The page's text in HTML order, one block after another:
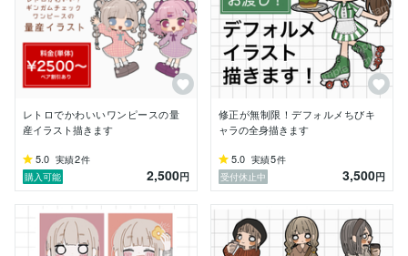
レトロでかわいいワンピースの量
産イラスト描きます
5.0 実績2件
購入可能
2,500円
修正が無制限！デフォルメちびキ
ャラの全身描きます
5.0 実績5件
受付休止中
3,500円